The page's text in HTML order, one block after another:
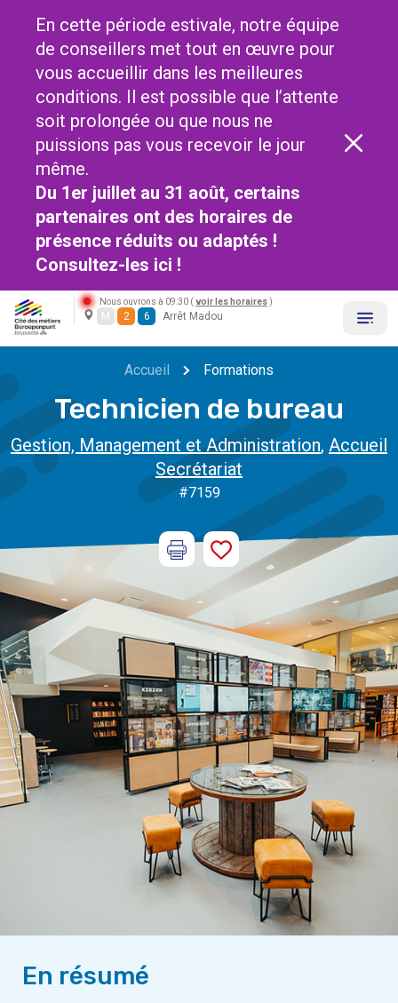
En cette période estivale, notre équipe
de conseillers met tout en œuvre pour
vous accueillir dans les meilleures
conditions. Il est possible que l’attente
soit prolongée ou que nous ne
puissions pas vous recevoir le jour
même.
Du 1er juillet au 31 août, certains
partenaires ont des horaires de
présence réduits ou adaptés !
Consultez-les ici !
Nous ouvrons à 09:30 ( voir les horaires )
M 2 6 Arrêt Madou
Accueil Formations
Technicien de bureau
Gestion, Management et Administration, Accueil
Secrétariat
#7159
En résumé